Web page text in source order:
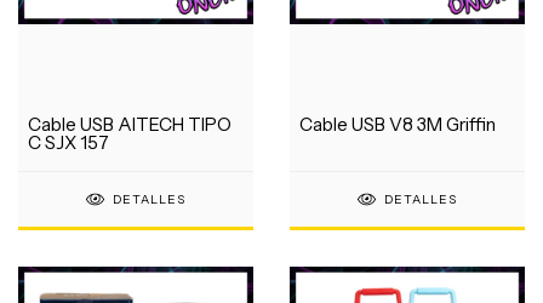
Cable USB AITECH TIPO
C SJX 157
DETALLES
Cable USB V8 3M Griffin
DETALLES